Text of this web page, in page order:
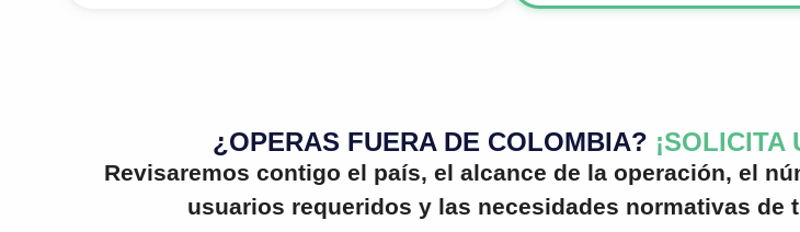
¿OPERAS FUERA DE COLOMBIA?
Revisaremos contigo el país, el alcance de la operación, el
usuarios requeridos y las necesidades normativas de